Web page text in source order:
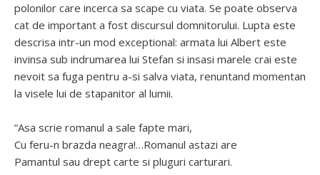
polonilor care incerca sa scape cu viata. Se poate observa
cat de important a fost discursul domnitorului. Lupta este
descrisa intr-un mod exceptional: armata lui Albert este
invinsa sub indrumarea lui Stefan si insasi marele crai este
nevoit sa fuga pentru a-si salva viata, renuntand momentan
la visele lui de stapanitor al lumii.
“Asa scrie romanul a sale fapte mari,
Cu feru-n brazda neagra!…Romanul astazi are
Pamantul sau drept carte si pluguri carturari.